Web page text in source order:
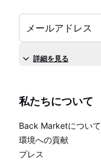
メールアドレス
詳細を見る
私たちについて
Back Marketについて
環境への貢献
プレス